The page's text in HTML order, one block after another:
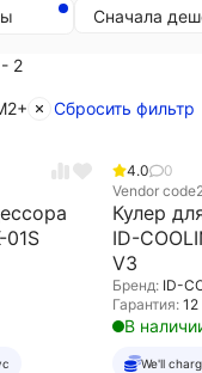
Сначала
2
Сбросить фильтр
01S
4.0
0
Vendor code
Кулер
ID-
V3
Бренд: ID-
Гарантия:
В
We'll